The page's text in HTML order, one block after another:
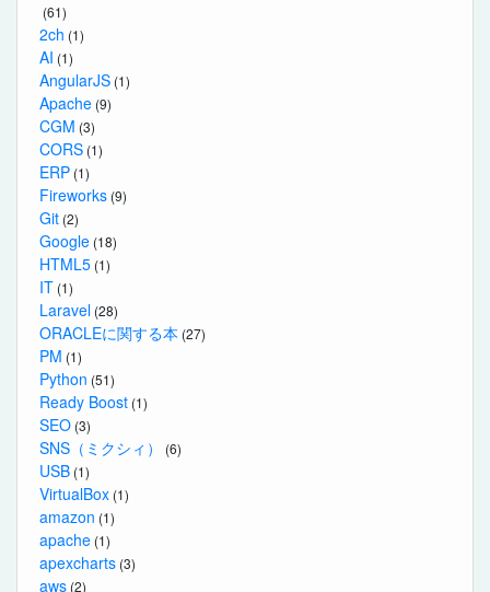
(61)
2ch (1)
AI (1)
AngularJS (1)
Apache (9)
CGM (3)
CORS (1)
ERP (1)
Fireworks (9)
Git (2)
Google (18)
HTML5 (1)
IT (1)
Laravel (28)
ORACLEに関する本 (27)
PM (1)
Python (51)
Ready Boost (1)
SEO (3)
SNS（ミクシィ） (6)
USB (1)
VirtualBox (1)
amazon (1)
apache (1)
apexcharts (3)
aws (2)